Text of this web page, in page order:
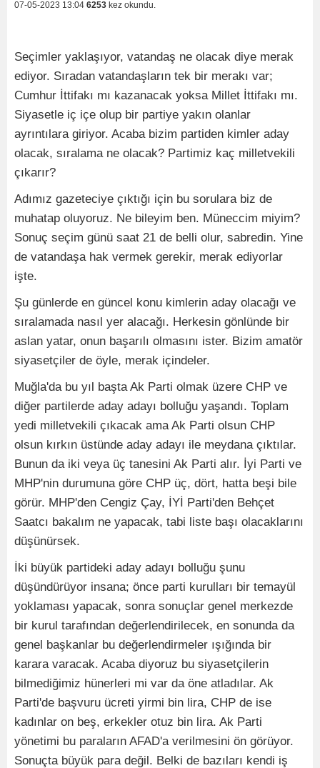
07-05-2023 13:04 6253 kez okundu.
Seçimler yaklaşıyor, vatandaş ne olacak diye merak
ediyor. Sıradan vatandaşların tek bir merakı var;
Cumhur İttifakı mı kazanacak yoksa Millet İttifakı mı.
Siyasetle iç içe olup bir partiye yakın olanlar
ayrıntılara giriyor. Acaba bizim partiden kimler aday
olacak, sıralama ne olacak? Partimiz kaç milletvekili
çıkarır?
Adımız gazeteciye çıktığı için bu sorulara biz de
muhatap oluyoruz. Ne bileyim ben. Müneccim miyim?
Sonuç seçim günü saat 21 de belli olur, sabredin. Yine
de vatandaşa hak vermek gerekir, merak ediyorlar
işte.
Şu günlerde en güncel konu kimlerin aday olacağı ve
sıralamada nasıl yer alacağı. Herkesin gönlünde bir
aslan yatar, onun başarılı olmasını ister. Bizim amatör
siyasetçiler de öyle, merak içindeler.
Muğla'da bu yıl başta Ak Parti olmak üzere CHP ve
diğer partilerde aday adayı bolluğu yaşandı. Toplam
yedi milletvekili çıkacak ama Ak Parti olsun CHP
olsun kırkın üstünde aday adayı ile meydana çıktılar.
Bunun da iki veya üç tanesini Ak Parti alır. İyi Parti ve
MHP'nin durumuna göre CHP üç, dört, hatta beşi bile
görür. MHP'den Cengiz Çay, İYİ Parti'den Behçet
Saatcı bakalım ne yapacak, tabi liste başı olacaklarını
düşünürsek.
İki büyük partideki aday adayı bolluğu şunu
düşündürüyor insana; önce parti kurulları bir temayül
yoklaması yapacak, sonra sonuçlar genel merkezde
bir kurul tarafından değerlendirilecek, en sonunda da
genel başkanlar bu değerlendirmeler ışığında bir
karara varacak. Acaba diyoruz bu siyasetçilerin
bilmediğimiz hünerleri mi var da öne atladılar. Ak
Parti'de başvuru ücreti yirmi bin lira, CHP de ise
kadınlar on beş, erkekler otuz bin lira. Ak Parti
yönetimi bu paraların AFAD'a verilmesini ön görüyor.
Sonuçta büyük para değil. Belki de bazıları kendi iş